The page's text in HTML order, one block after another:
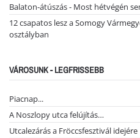
Balaton-átúszás - Most hétvégén
12 csapatos lesz a Somogy
osztályban
VÁROSUNK - LEGFRISSEBB
Piacnap...
A Noszlopy utca felújítás…
Utcalezárás a Fröccsfesztivál idejére